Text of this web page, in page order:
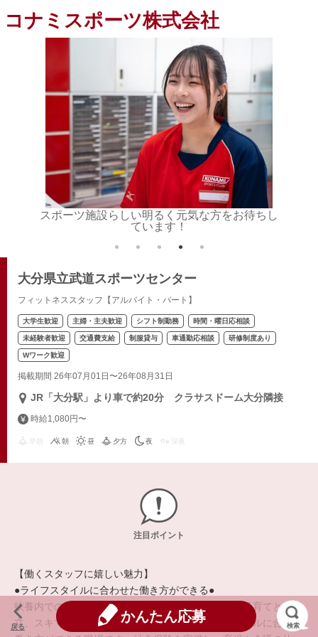
コナミスポーツ株式会社
ツ施設らしい明るく元気な方をお待ちし インストラクターや
大分県立武道スポーツセンター
フィットネススタッフ【アルバイト・パート】
大学生歓迎 主婦・主夫歓迎 シフト制勤務 時間・曜日応相談
未経験者歓迎 交通費支給 制服貸与 車通勤応相談 研修制度あり
Wワーク歓迎
掲載期間 26年07月01日〜26年08月31日
JR「大分駅」より車で約20分 クラサスドーム大分隣接
時給1,080円〜
朝 昼 夕方 夜 深夜
注目ポイント
【働くスタッフに嬉しい魅力】
●ライフスタイルに合わせた働き方ができる●
扶養内での勤務、正社員や自営業との兼業、学校や子育てとの両
立、スキマ時間の活用など、それぞれのライフスタイルに合った
戻る
かんたん応募
検索